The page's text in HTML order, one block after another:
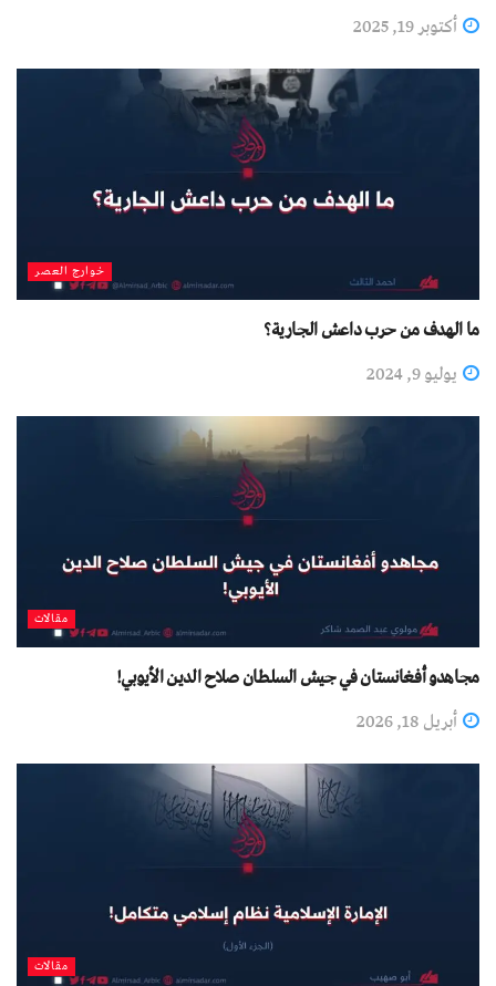
أكتوبر 19, 2025
خوارج العصر
ما الهدف من حرب داعش الجارية؟
يوليو 9, 2024
مقالات
مجاهدو أفغانستان في جيش السلطان صلاح الدين الأيوبي!
أبريل 18, 2026
مقالات